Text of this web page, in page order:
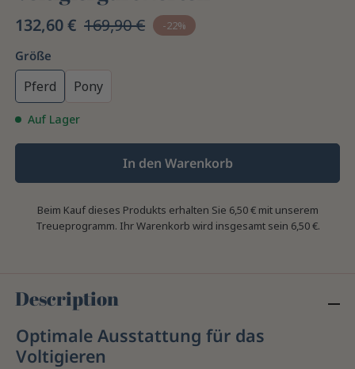
132,60 € 169,90 € -22%
Größe
Pferd Pony
Auf Lager
In den Warenkorb
Beim Kauf dieses Produkts erhalten Sie 6,50 €mit unserem
Treueprogramm. Ihr Warenkorb wird insgesamt sein 6,50 €.
Description
Optimale Ausstattung für das
Voltigieren